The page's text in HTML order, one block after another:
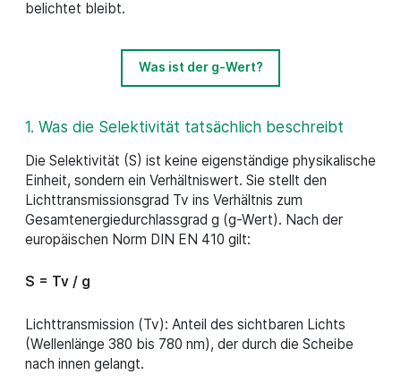
belichtet bleibt.
Was ist der g-Wert?
1. Was die Selektivität tatsächlich beschreibt
Die Selektivität (S) ist keine eigenständige physikalische
Einheit, sondern ein Verhältniswert. Sie stellt den
Lichttransmissionsgrad Tv ins Verhältnis zum
Gesamtenergiedurchlassgrad g (g-Wert). Nach der
europäischen Norm DIN EN 410 gilt:
S = Tv / g
Lichttransmission (Tv): Anteil des sichtbaren Lichts
(Wellenlänge 380 bis 780 nm), der durch die Scheibe
nach innen gelangt.